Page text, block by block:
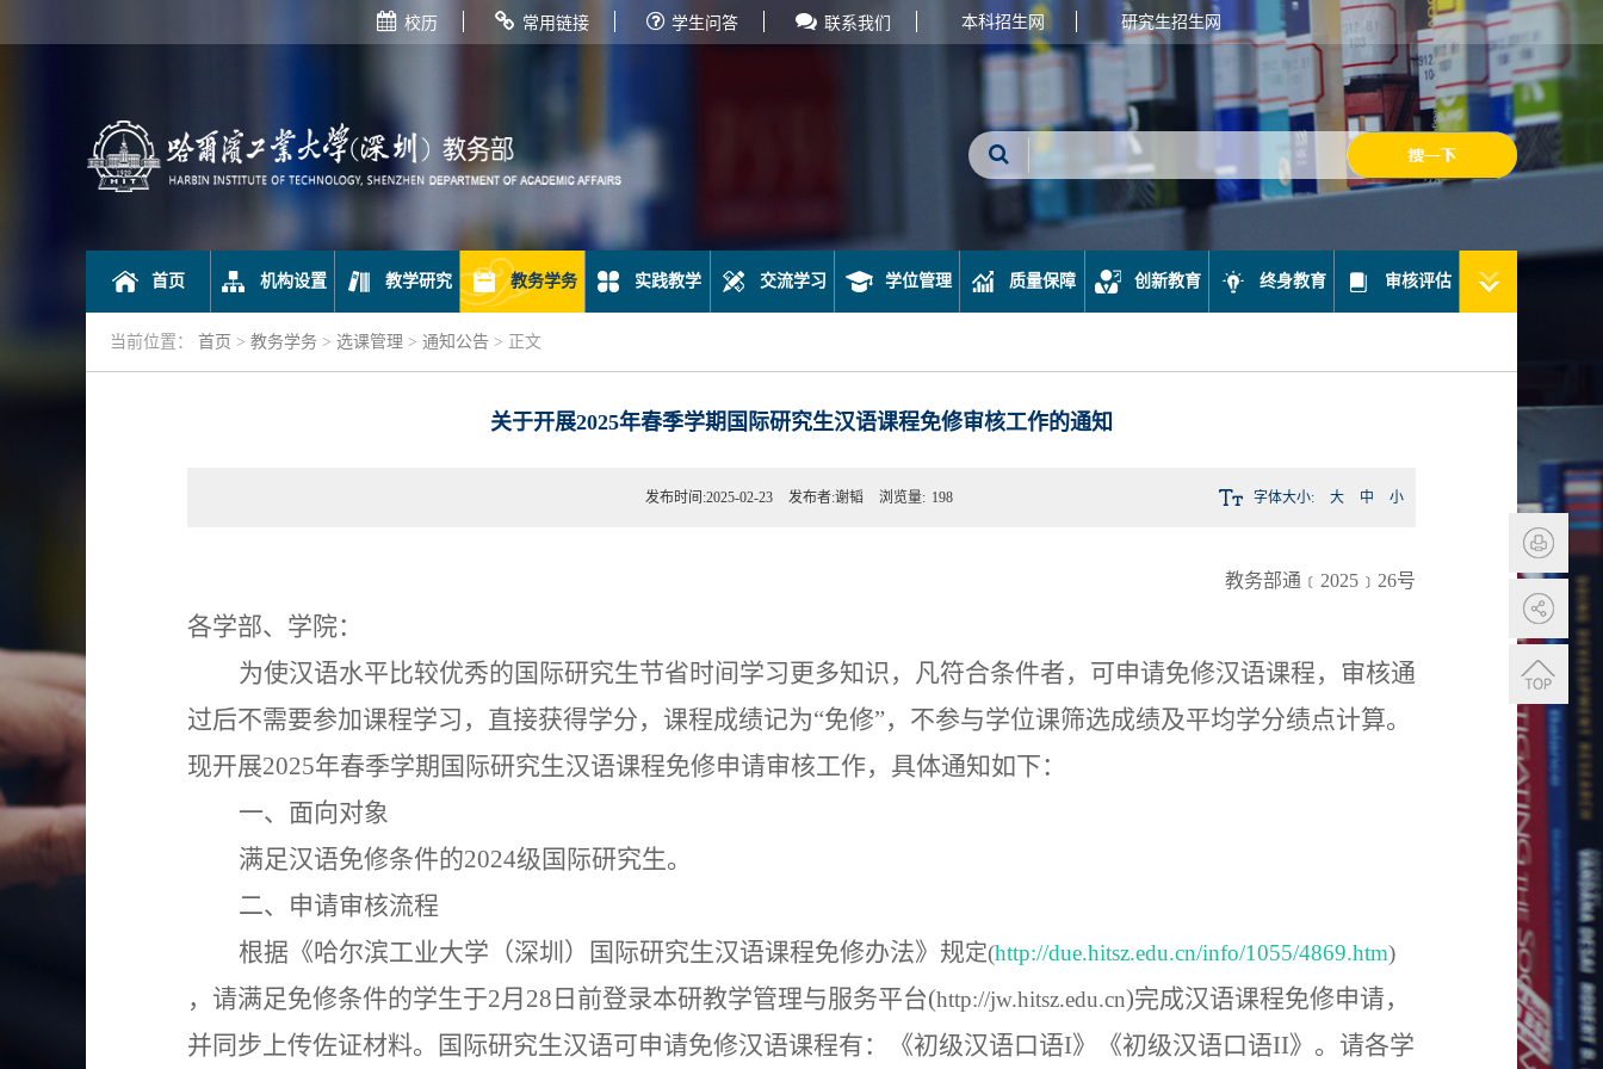
校历 常用链接 学生问答 联系我们 本科招生网 研究生招生网
首页 机构设置 教学研究 教务学务 实践教学 交流学习 学位管理 质量保障 创新教育 终身教育 审核评估
当前位置： 首页 > 教务学务 > 选课管理 > 通知公告 > 正文
关于开展2025年春季学期国际研究生汉语课程免修审核工作的通知
发布时间:2025-02-23 发布者:谢韬 浏览量: 198 字体大小: 大 中 小
教务部通﹝ 2025 ﹞ 26号
各学部、 学院：
为使汉语水平比较优秀的国际研究生节省时间学习更多知识，凡符合条件者，可申请免修汉语课程，审核通
过后不需要参加课程学习，直接获得学分，课程成绩记为“免修”，不参与学位课筛选成绩及平均学分绩点计算。
现开展2025年春季学期国际研究生汉语课程免修申请审核工作，具体通知如下：
一、 面向对象
满足汉语免修条件的2024级国际研究生。
二、 申请审核流程
根据《哈尔滨工业大学（深圳）国际研究生汉语课程免修办法》规定(http://due.hitsz.edu.cn/info/1055/4869.htm)
，请满足免修条件的学生于2月 28 日前登录本研教学管理与服务平台(http://jw.hitsz.edu.cn)完成汉语课程免修申请，
并同步上传佐证材料。国际研究生汉语可申请免修汉语课程有：《初级汉语口语I》《初级汉语口语II》。请各学